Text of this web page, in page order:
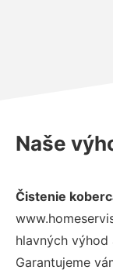
Naše
Čistenie
hlavných
Garantujeme